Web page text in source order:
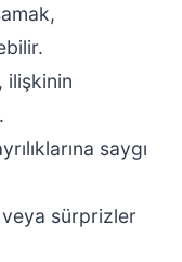
ilişkinin
saygı
sürprizler